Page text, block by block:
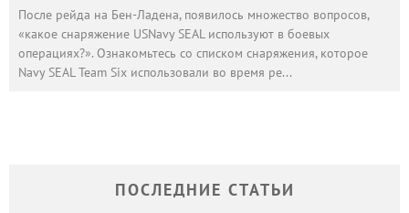
После рейда на Бен-Ладена, появилось множество вопросов,
«какое снаряжение USNavy SEAL используют в боевых
операциях?». Ознакомьтесь со списком снаряжения, которое
Navy SEAL Team Six использовали во время ре...
ПОСЛЕДНИЕ СТАТЬИ